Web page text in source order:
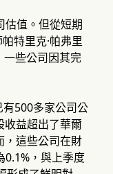
估值。但從短期
特里克·帕弗里
一些公司因其完
500多家公司公
收益超出了華爾
，這些公司在財
0.1%，與上季度